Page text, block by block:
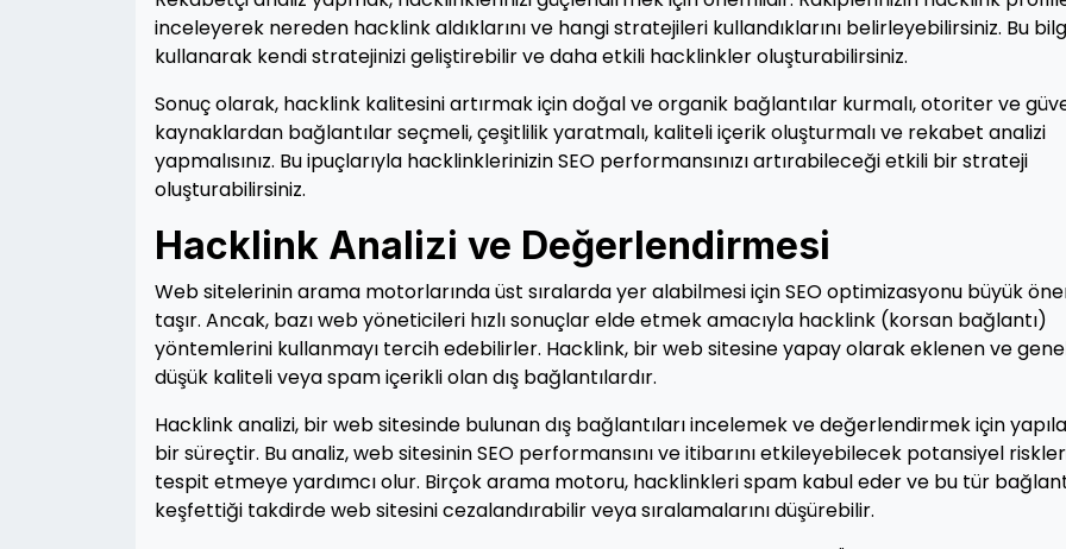
inceleyerek nereden hacklink aldıklarını ve hangi stratejileri kullandıklarını belirleyebilirsiniz. Bu
kullanarak kendi stratejinizi geliştirebilir ve daha etkili hacklinkler oluşturabilirsiniz.
Sonuç olarak, hacklink kalitesini artırmak için doğal ve organik bağlantılar kurmalı, otoriter ve
kaynaklardan bağlantılar seçmeli, çeşitlilik yaratmalı, kaliteli içerik oluşturmalı ve rekabet analizi
yapmalısınız. Bu ipuçlarıyla hacklinklerinizin SEO performansınızı artırabileceği etkili bir strateji
oluşturabilirsiniz.
Hacklink Analizi ve Değerlendirmesi
Web sitelerinin arama motorlarında üst sıralarda yer alabilmesi için SEO optimizasyonu büyük
taşır. Ancak, bazı web yöneticileri hızlı sonuçlar elde etmek amacıyla hacklink (korsan bağlantı)
yöntemlerini kullanmayı tercih edebilirler. Hacklink, bir web sitesine yapay olarak eklenen ve
düşük kaliteli veya spam içerikli olan dış bağlantılardır.
Hacklink analizi, bir web sitesinde bulunan dış bağlantıları incelemek ve değerlendirmek için
bir süreçtir. Bu analiz, web sitesinin SEO performansını ve itibarını etkileyebilecek potansiyel
tespit etmeye yardımcı olur. Birçok arama motoru, hacklinkleri spam kabul eder ve bu tür
keşfettiği takdirde web sitesini cezalandırabilir veya sıralamalarını düşürebilir.